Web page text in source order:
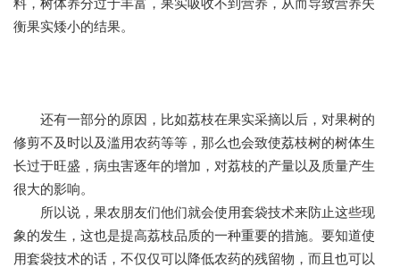
料，树体养分过于丰富，果实吸收不到营养，从而导致营养失
衡果实矮小的结果。
还有一部分的原因，比如荔枝在果实采摘以后，对果树的
修剪不及时以及滥用农药等等，那么也会致使荔枝树的树体生
长过于旺盛，病虫害逐年的增加，对荔枝的产量以及质量产生
很大的影响。
所以说，果农朋友们他们就会使用套袋技术来防止这些现
象的发生，这也是提高荔枝品质的一种重要的措施。要知道使
用套袋技术的话，不仅仅可以降低农药的残留物，而且也可以